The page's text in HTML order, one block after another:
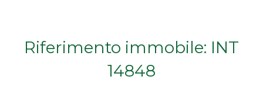
Riferimento immobile: INT
14848
1